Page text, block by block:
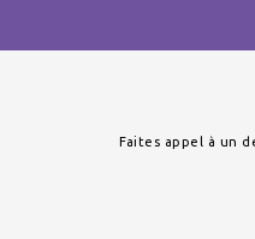
Faites appel à un